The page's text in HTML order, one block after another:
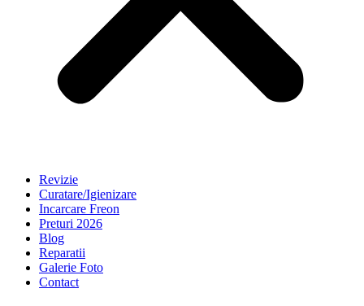
Revizie
Curatare/Igienizare
Incarcare Freon
Preturi 2026
Blog
Reparatii
Galerie Foto
Contact